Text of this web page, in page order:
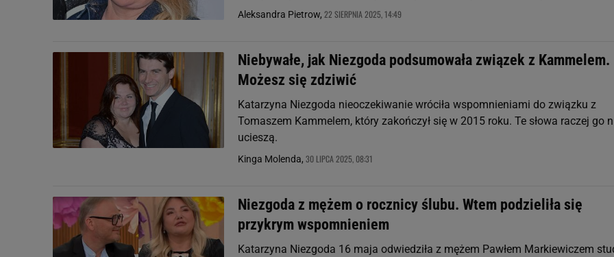
Aleksandra Pietrow, 22 SIERPNIA 2025, 14:49
Niebywałe, jak Niezgoda podsumowała związek z Kammelem.
Możesz się zdziwić
Katarzyna Niezgoda nieoczekiwanie wróciła wspomnieniami do związku z
Tomaszem Kammelem, który zakończył się w 2015 roku. Te słowa raczej go
ucieszą.
Kinga Molenda, 30 LIPCA 2025, 08:31
Niezgoda z mężem o rocznicy ślubu. Wtem podzieliła się
przykrym wspomnieniem
Katarzyna Niezgoda 16 maja odwiedziła z mężem Pawłem Markiewiczem